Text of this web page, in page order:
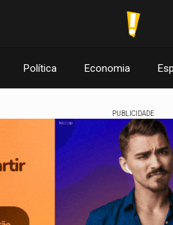
Política Economia
PUBLICIDADE